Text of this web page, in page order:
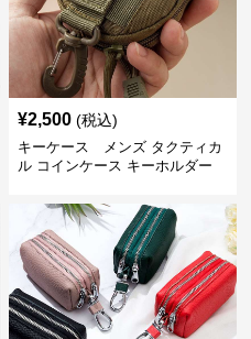
¥2,500 (税込)
キーケース メンズ タクティカ
ル コインケース キーホルダー